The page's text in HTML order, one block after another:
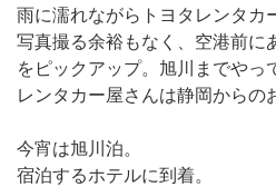
雨に濡れながらトヨタレンタカ
写真撮る余裕もなく、空港前に
をピックアップ。旭川までやっ
レンタカー屋さんは静岡からの
今宵は旭川泊。
宿泊するホテルに到着。